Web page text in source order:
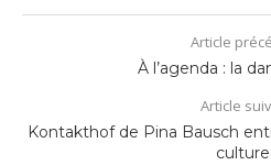
Article
À l’agenda : la
Article
Kontakthof de Pina Bausch